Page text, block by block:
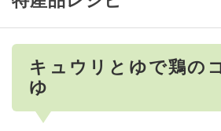
キュウリとゆで鶏の
ゆ